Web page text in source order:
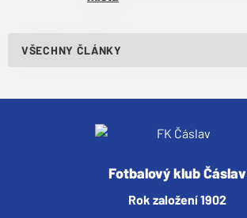
VŠECHNY ČLÁNKY
Fotbalový klub Čáslav
Rok založení 1902